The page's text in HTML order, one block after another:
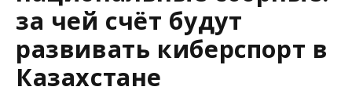
за чей счёт будут
развивать киберспорт в
Казахстане